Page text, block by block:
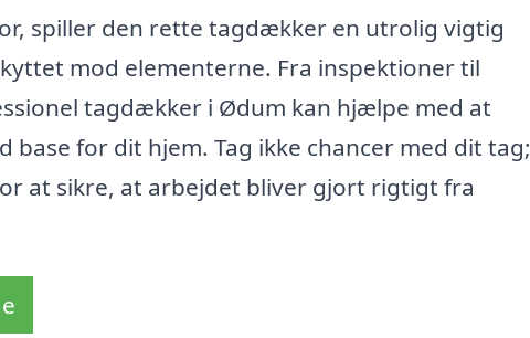
spiller den rette tagdækker en utrolig vigtig
mod elementerne. Fra inspektioner til
tagdækker i Ødum kan hjælpe med at
for dit hjem. Tag ikke chancer med dit tag;
at sikre, at arbejdet bliver gjort rigtigt fra